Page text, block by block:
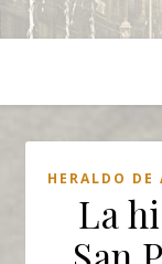
HERALDO DE
La